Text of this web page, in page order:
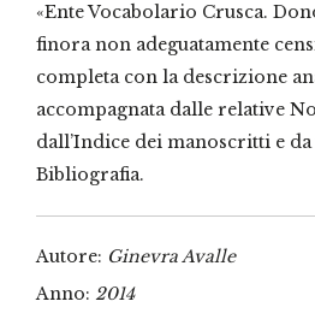
«Ente Vocabolario Crusca.
finora non adeguatamente
completa con la descrizione
accompagnata dalle relative
dall’Indice dei manoscritti e
Bibliografia.
Autore: Ginevra Avalle
Anno: 2014